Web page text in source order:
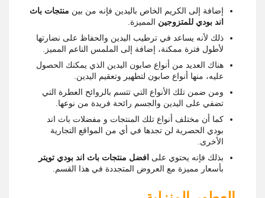
إضافة إلى الكريم الخاص باليدين فإنه من بين منتجات باث
اند بودي للمتزوجين المميزة.
ذلك لأنه يساعد في ترطيب اليدين والحفاظ على نضارتها
لأطول فترة ممكنة، إضافة إلى الملمس الناعم المميز.
هناك العديد من أنواع صابون اليدين الذي يمكنك الحصول
عليه، منها أنواع صابون لتطهير وتعقيم اليدين.
ومن ضمن تلك الأنواع التي تتسم بالروائح العطرة التي
تضفي على اليدين والجسم رائحة فريدة من نوعها.
كما أن مختلف أنواع تلك المنتجات و مفضلات باث اند
بودي الحصرية لن تجدها في أي من المواقع التجارية
الأخرى.
بذلك فإنه يحتوي على افضل منتجات باث اند بودي تويتر
بأسعار مميزة مع العروض المتجددة في هذا القسم.